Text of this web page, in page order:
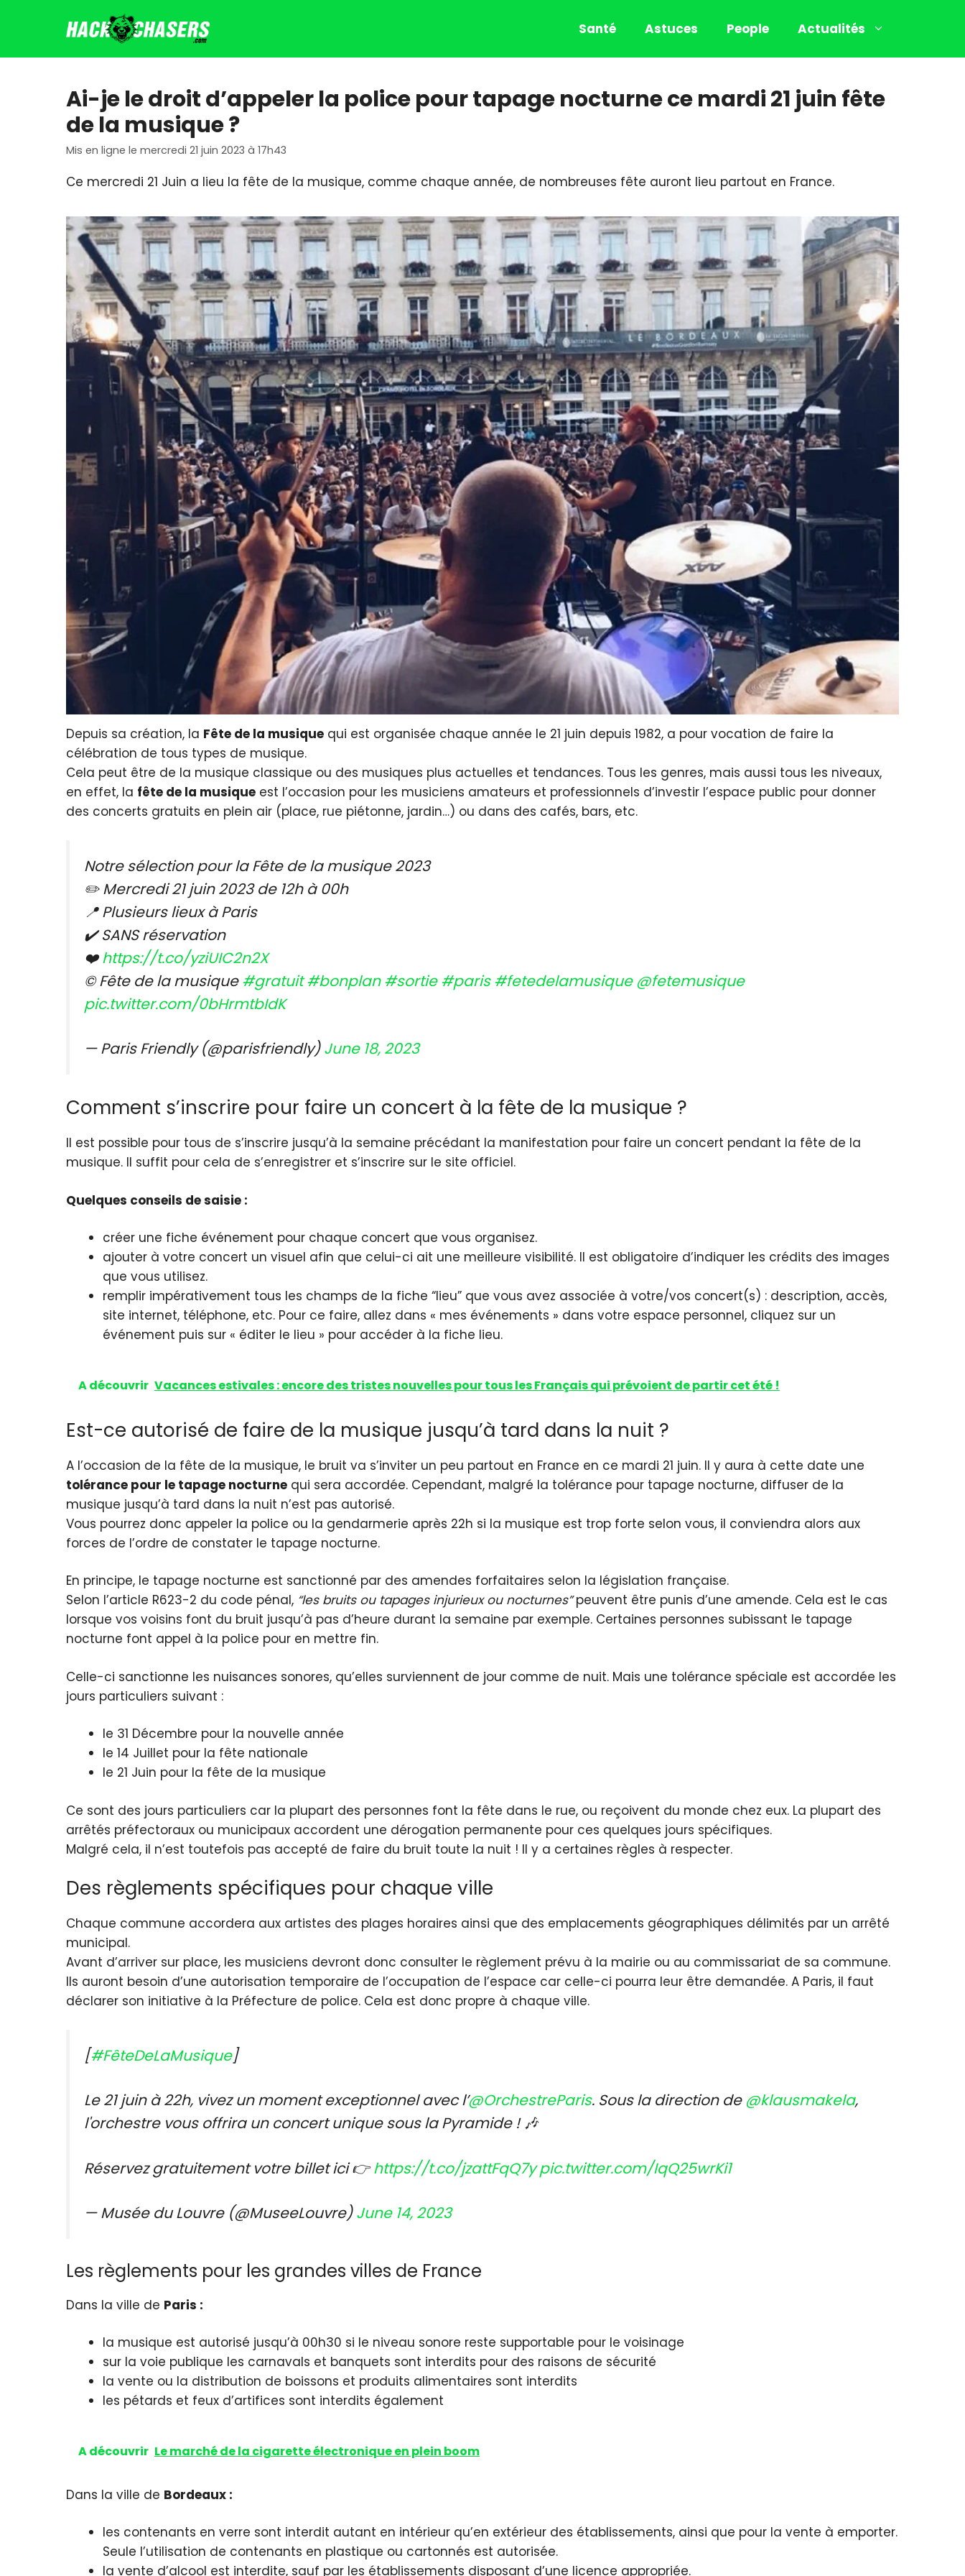
Santé Astuces People Actualités
Ai-je le droit d’appeler la police pour tapage nocturne ce mardi 21 juin fête
de la musique ?
Mis en ligne le mercredi 21 juin 2023 à 17h43
Ce mercredi 21 Juin a lieu la fête de la musique, comme chaque année, de nombreuses fête auront lieu partout en France.
Depuis sa création, la Fête de la musique qui est organisée chaque année le 21 juin depuis 1982, a pour vocation de faire la
célébration de tous types de musique.
Cela peut être de la musique classique ou des musiques plus actuelles et tendances. Tous les genres, mais aussi tous les niveaux,
en effet, la fête de la musique est l’occasion pour les musiciens amateurs et professionnels d’investir l’espace public pour donner
des concerts gratuits en plein air (place, rue piétonne, jardin…) ou dans des cafés, bars, etc.
Notre sélection pour la Fête de la musique 2023
✏️ Mercredi 21 juin 2023 de 12h à 00h
📍 Plusieurs lieux à Paris
✔️ SANS réservation
❤️https://t.co/yziUIC2n2X
© Fête de la musique#gratuit #bonplan #sortie #paris #fetedelamusique @fetemusique
pic.twitter.com/0bHrmtbIdK
— Paris Friendly (@parisfriendly)June 18, 2023
Comment s’inscrire pour faire un concert à la fête de la musique ?
Il est possible pour tous de s’inscrire jusqu’à la semaine précédant la manifestation pour faire un concert pendant la fête de la
musique. Il suffit pour cela de s’enregistrer et s’inscrire sur le site officiel.
Quelques conseils de saisie :
créer une fiche événement pour chaque concert que vous organisez.
ajouter à votre concert un visuel afin que celui-ci ait une meilleure visibilité. Il est obligatoire d’indiquer les crédits des images
que vous utilisez.
remplir impérativement tous les champs de la fiche “lieu” que vous avez associée à votre/vos concert(s) : description, accès,
site internet, téléphone, etc. Pour ce faire, allez dans « mes événements » dans votre espace personnel, cliquez sur un
événement puis sur « éditer le lieu » pour accéder à la fiche lieu.
A découvrir Vacances estivales : encore des tristes nouvelles pour tous les Français qui prévoient de partir cet été !
Est-ce autorisé de faire de la musique jusqu’à tard dans la nuit ?
A l’occasion de la fête de la musique, le bruit va s’inviter un peu partout en France en ce mardi 21 juin. Il y aura à cette date une
tolérance pour le tapage nocturne qui sera accordée. Cependant, malgré la tolérance pour tapage nocturne, diffuser de la
musique jusqu’à tard dans la nuit n’est pas autorisé.
Vous pourrez donc appeler la police ou la gendarmerie après 22h si la musique est trop forte selon vous, il conviendra alors aux
forces de l’ordre de constater le tapage nocturne.
En principe, le tapage nocturne est sanctionné par des amendes forfaitaires selon la législation française.
Selon l’article R623-2 du code pénal, “les bruits ou tapages injurieux ou nocturnes”peuvent être punis d’une amende. Cela est le cas
lorsque vos voisins font du bruit jusqu’à pas d’heure durant la semaine par exemple. Certaines personnes subissant le tapage
nocturne font appel à la police pour en mettre fin.
Celle-ci sanctionne les nuisances sonores, qu’elles surviennent de jour comme de nuit. Mais une tolérance spéciale est accordée les
jours particuliers suivant :
le 31 Décembre pour la nouvelle année
le 14 Juillet pour la fête nationale
le 21 Juin pour la fête de la musique
Ce sont des jours particuliers car la plupart des personnes font la fête dans le rue, ou reçoivent du monde chez eux. La plupart des
arrêtés préfectoraux ou municipaux accordent une dérogation permanente pour ces quelques jours spécifiques.
Malgré cela, il n’est toutefois pas accepté de faire du bruit toute la nuit ! Il y a certaines règles à respecter.
Des règlements spécifiques pour chaque ville
Chaque commune accordera aux artistes des plages horaires ainsi que des emplacements géographiques délimités par un arrêté
municipal.
Avant d’arriver sur place, les musiciens devront donc consulter le règlement prévu à la mairie ou au commissariat de sa commune.
Ils auront besoin d’une autorisation temporaire de l’occupation de l’espace car celle-ci pourra leur être demandée. A Paris, il faut
déclarer son initiative à la Préfecture de police. Cela est donc propre à chaque ville.
[#FêteDeLaMusique]
Le 21 juin à 22h, vivez un moment exceptionnel avec l’@OrchestreParis. Sous la direction de @klausmakela,
l'orchestre vous offrira un concert unique sous la Pyramide ! 🎶
Réservez gratuitement votre billet ici 👉https://t.co/jzattFqQ7y pic.twitter.com/IqQ25wrKi1
— Musée du Louvre (@MuseeLouvre)June 14, 2023
Les règlements pour les grandes villes de France
Dans la ville de Paris :
la musique est autorisé jusqu’à 00h30 si le niveau sonore reste supportable pour le voisinage
sur la voie publique les carnavals et banquets sont interdits pour des raisons de sécurité
la vente ou la distribution de boissons et produits alimentaires sont interdits
les pétards et feux d’artifices sont interdits également
A découvrir Le marché de la cigarette électronique en plein boom
Dans la ville de Bordeaux :
les contenants en verre sont interdit autant en intérieur qu’en extérieur des établissements, ainsi que pour la vente à emporter.
Seule l’utilisation de contenants en plastique ou cartonnés est autorisée.
la vente d’alcool est interdite, sauf par les établissements disposant d’une licence appropriée.